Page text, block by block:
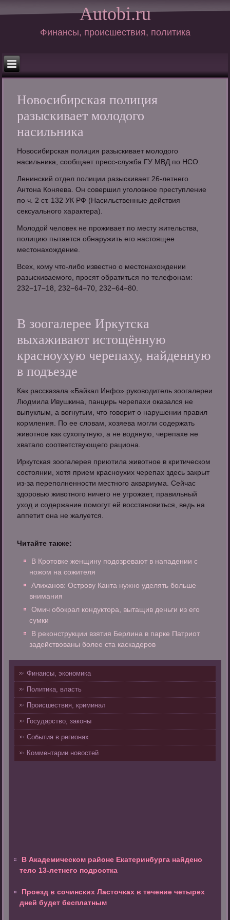
Autobi.ru
Финансы, происшествия, политика
Новосибирская полиция
разыскивает молодого
насильника
Новосибирская полиция разыскивает молодого
насильника, сообщает пресс-служба ГУ МВД по НСО.
Ленинский отдел полиции разыскивает 26-летнего
Антона Коняева. Он совершил уголовное преступление
по ч. 2 ст. 132 УК РФ (Насильственные действия
сексуального характера).
Молодой человек не проживает по месту жительства,
полицию пытается обнаружить его настоящее
местонахождение.
Всех, кому что-либо известно о местонахождении
разыскиваемого, просят обратиться по телефонам:
232−17−18, 232−64−70, 232−64−80.
В зоогалерее Иркутска
выхаживают истощённую
красноухую черепаху, найденную
в подъезде
Как рассказала «Байкал Инфо» руководитель зоогалереи
Людмила Ивушкина, панцирь черепахи оказался не
выпуклым, а вогнутым, что говорит о нарушении правил
кормления. По ее словам, хозяева могли содержать
животное как сухопутную, а не водяную, черепахе не
хватало соответствующего рациона.
Иркутская зоогалерея приютила животное в критическом
состоянии, хотя прием красноухих черепах здесь закрыт
из-за переполненности местного аквариума. Сейчас
здоровью животного ничего не угрожает, правильный
уход и содержание помогут ей восстановиться, ведь на
аппетит она не жалуется.
Читайте также:
В Кротовке женщину подозревают в нападении с
ножом на сожителя
Алиханов: Острову Канта нужно уделять больше
внимания
Омич обокрал кондуктора, вытащив деньги из его
сумки
В реконструкции взятия Берлина в парке Патриот
задействованы более ста каскадеров
Финансы, экономика
Политика, власть
Происшествия, криминал
Государство, законы
События в регионах
Комментарии новостей
В Академическом районе Екатеринбурга найдено
тело 13-летнего подростка
Проезд в сочинских Ласточках в течение четырех
дней будет бесплатным